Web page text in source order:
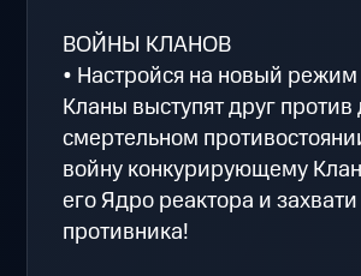
ВОЙНЫ КЛАНОВ
• Настройся на новый
Кланы выступят друг против
смертельном
войну конкурирующему
его Ядро реактора и
противника!